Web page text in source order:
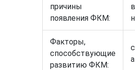
причины
появления ФКМ:
Факторы,
способствующие
развитию ФКМ: